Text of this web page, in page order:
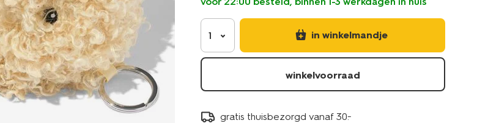
1 in winkelmandje
winkelvoorraad
gratis thuisbezorgd vanaf 30.-